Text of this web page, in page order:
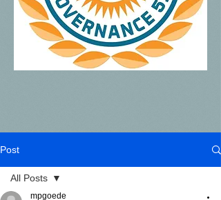
Post
All Posts
mpgoede